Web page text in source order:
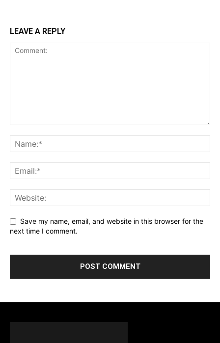
LEAVE A REPLY
Save my name, email, and website in this browser for the
next time I comment.